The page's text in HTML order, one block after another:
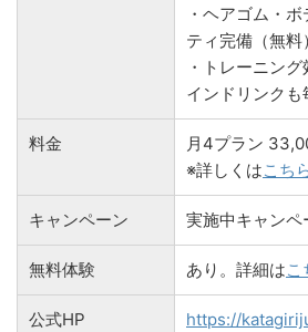
・ヘアゴム・
ティ完備（無料
・トレーニン
インドリンクも
料金
月4プラン
※詳しくはこち
キャンペーン 実施中キャンペ
無料体験 あり。詳細はこ
公式HP https://